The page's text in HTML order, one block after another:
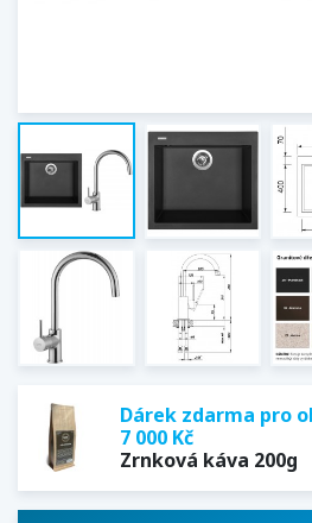
Dárek zdarma pro
7 000 Kč
Zrnková káva 200g